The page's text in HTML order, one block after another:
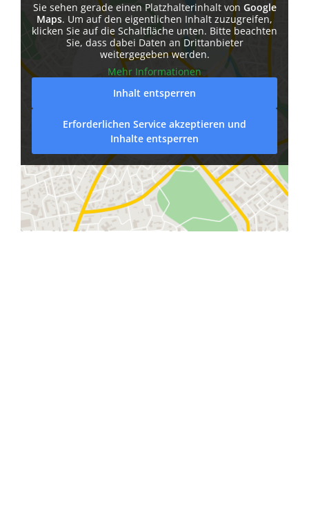
Sie sehen gerade einen Platzhalterinhalt von Google
Maps. Um auf den eigentlichen Inhalt zuzugreifen,
klicken Sie auf die Schaltfläche unten. Bitte beachten
Sie, dass dabei Daten an Drittanbieter
weitergegeben werden.
Mehr Informationen
Inhalt entsperren
Erforderlichen Service akzeptieren und
Inhalte entsperren